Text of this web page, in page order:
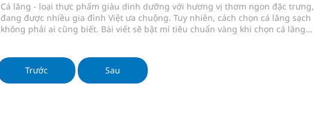
Cá lăng - loại thực phẩm giàu dinh dưỡng với hương vị thơm ngon đặc trưng,
đang được nhiều gia đình Việt ưa chuộng. Tuy nhiên, cách chọn cá lăng sạch
không phải ai cũng biết. Bài viết sẽ bật mí tiêu chuẩn vàng khi chọn cá lăng
Trước
Sau